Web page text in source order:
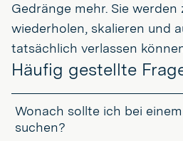
Gedränge mehr. Sie werden
wiederholen, skalieren und
tatsächlich verlassen
Häufig gestellte
Wonach sollte ich bei
suchen?